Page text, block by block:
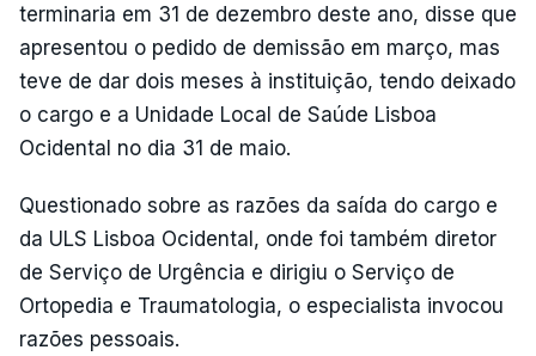
terminaria em 31 de dezembro deste ano, disse que
apresentou o pedido de demissão em março, mas
teve de dar dois meses à instituição, tendo deixado
o cargo e a Unidade Local de Saúde Lisboa
Ocidental no dia 31 de maio.
Questionado sobre as razões da saída do cargo e
da ULS Lisboa Ocidental, onde foi também diretor
de Serviço de Urgência e dirigiu o Serviço de
Ortopedia e Traumatologia, o especialista invocou
razões pessoais.